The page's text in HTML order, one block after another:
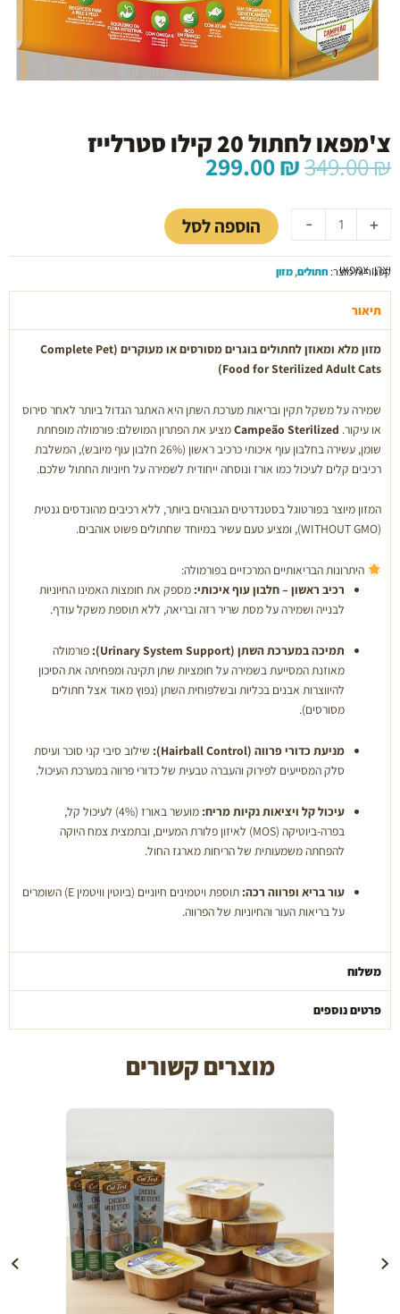
צ'מפאו לחתול 20 קילו סטרלייז
349.00₪ המחיר
המקורי
היה:
349.00 ₪.
299.00₪ המחיר
הוא:
299.00 ₪. -
של
צ'מפאו
20
קילו
+ הוספה לסל
יצרן: צמפאו
קטגוריות מוצר: חתולים,מזון
תיאור
מזון מלא ומאוזן לחתולים בוגרים מסורסים או מעוקרים (Complete Pet
Food for Sterilized Adult Cats)
שמירה על משקל תקין ובריאות מערכת השתן היא האתגר הגדול ביותר לאחר סירוס
או עיקור. Campeão Sterilizedמציע את הפתרון המושלם: פורמולה מופחתת
שומן, עשירה בחלבון עוף איכותי כרכיב ראשון (26% חלבון עוף מיובש)
, המשלבת
רכיבים קלים לעיכול כמו אורזונוסחה ייחודית לשמירה על חיוניות החתול שלכם.
המזון מיוצר בפורטוגל בסטנדרטים הגבוהים ביותר, ללא רכיבים מהונדסים גנטית
(WITHOUT GMO)
, ומציע טעם עשיר במיוחד שחתולים פשוט אוהבים.
היתרונות הבריאותיים המרכזיים בפורמולה:
רכיב ראשון – חלבון עוף איכותי: מספק את חומצות האמינו החיוניות
לבנייה ושמירה על מסת שריר רזה ובריאה, ללא תוספת משקל עודף.
תמיכה במערכת השתן (Urinary System Support):
פורמולה
מאוזנת המסייעת בשמירה על חומציות שתן תקינה ומפחיתה את הסיכון
להיווצרות אבנים בכליות ובשלפוחית השתן (נפוץ מאוד אצל חתולים
מסורסים).
מניעת כדורי פרווה (Hairball Control):
שילוב סיבי קני סוכר ועיסת
סלק המסייעים לפירוק והעברה טבעית של כדורי פרווה במערכת העיכול.
עיכול קל ויציאות נקיות מריח:
מועשר באורז (4%) לעיכול קל,
בפרה-ביוטיקה (MOS) לאיזון פלורת המעיים, ובתמצית צמח היוקה
להפחתה משמעותית של הריחות מארגז החול.
עור בריא ופרווה רכה:
תוספת ויטמינים חיוניים (ביוטין וויטמין E) השומרים
על בריאות העור והחיוניות של הפרווה.
משלוח
פרטים נוספים
מוצרים קשורים
הוספה לעגלה